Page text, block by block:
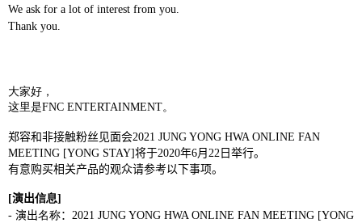
We ask for a lot of interest from you.
Thank you.
大家好，
这里是FNC ENTERTAINMENT。
郑容和非接触粉丝见面会2021 JUNG YONG HWA ONLINE FAN
MEETING [YONG STAY]将于2020年6月 22 日举行。
有意购买相关产品的观众请参考以下事项。
[演出信息]
- 演出名称： 2021 JUNG YONG HWA ONLINE FAN MEETING [YONG